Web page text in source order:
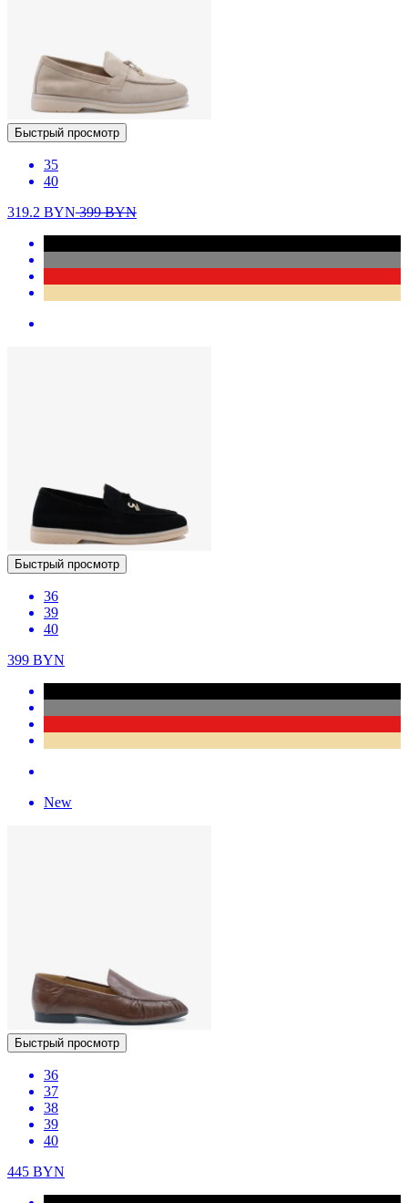
Быстрый просмотр
35
40
319.2 BYN399BYN
Быстрый просмотр
36
39
40
399 BYN
New
Быстрый просмотр
36
37
38
39
40
445 BYN